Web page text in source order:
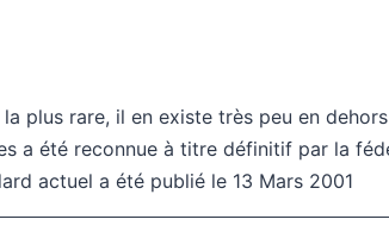
plus rare, il en existe très peu en
a été reconnue à titre définitif par la
actuel a été publié le 13 Mars 2001